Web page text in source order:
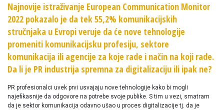
Najnovije istraživanje European Communication Monitor
2022 pokazalo je da tek 55,2% komunikacijskih
stručnjaka u Evropi veruje da će nove tehnologije
promeniti komunikacijsku profesiju, sektore
komunikacija ili agencije za koje rade i način na koji rade.
Da li je PR industrija spremna za digitalizaciju ili ipak ne?
PR profesionalci uvek prvi usvajaju nove tehnologije kako bi mogli
najefikasnije da odgovore na potrebe svoje publike. S tim u vezi, smatram
da je sektor komunikacija odavno ušao u proces digitalizacije tj. da je